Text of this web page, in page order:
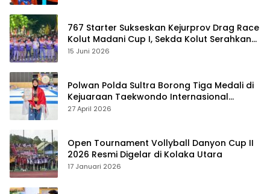
767 Starter Sukseskan Kejurprov Drag Race
Kolut Madani Cup I, Sekda Kolut Serahkan
Trofi
15 Juni 2026
Polwan Polda Sultra Borong Tiga Medali di
Kejuaraan Taekwondo Internasional
Jepang
27 April 2026
Open Tournament Vollyball Danyon Cup II
2026 Resmi Digelar di Kolaka Utara
17 Januari 2026